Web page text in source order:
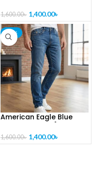
1,600.00৳ 1,400.00৳
-13%
American Eagle Blue
PL1024]
1,600.00৳ 1,400.00৳